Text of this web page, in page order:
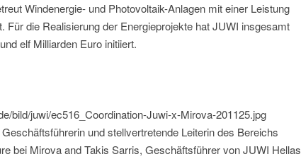
Windenergie- und Photovoltaik-Anlagen mit einer Leistung
Für die Realisierung der Energieprojekte hat JUWI insgesamt
elf Milliarden Euro initiiert.
bild/juwi/ec516_Coordination-Juwi-x-Mirova-201125.jpg
und stellvertretende Leiterin des Bereichs
bei Mirova and Takis Sarris, Geschäftsführer von JUWI Hellas